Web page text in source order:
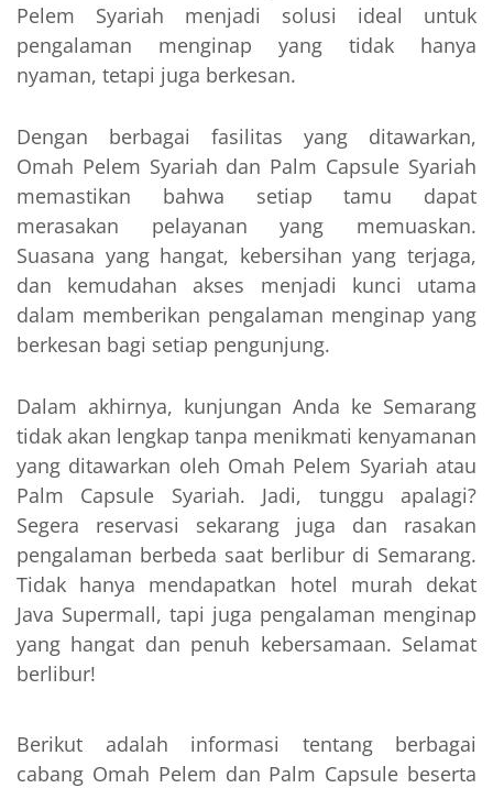
Pelem Syariah menjadi solusi ideal untuk
pengalaman menginap yang tidak hanya
nyaman, tetapi juga berkesan.
Dengan berbagai fasilitas yang ditawarkan,
Omah Pelem Syariah dan Palm Capsule Syariah
memastikan bahwa setiap tamu dapat
merasakan pelayanan yang memuaskan.
Suasana yang hangat, kebersihan yang terjaga,
dan kemudahan akses menjadi kunci utama
dalam memberikan pengalaman menginap yang
berkesan bagi setiap pengunjung.
Dalam akhirnya, kunjungan Anda ke Semarang
tidak akan lengkap tanpa menikmati kenyamanan
yang ditawarkan oleh Omah Pelem Syariah atau
Palm Capsule Syariah. Jadi, tunggu apalagi?
Segera reservasi sekarang juga dan rasakan
pengalaman berbeda saat berlibur di Semarang.
Tidak hanya mendapatkan hotel murah dekat
Java Supermall, tapi juga pengalaman menginap
yang hangat dan penuh kebersamaan. Selamat
berlibur!
Berikut adalah informasi tentang berbagai
cabang Omah Pelem dan Palm Capsule beserta